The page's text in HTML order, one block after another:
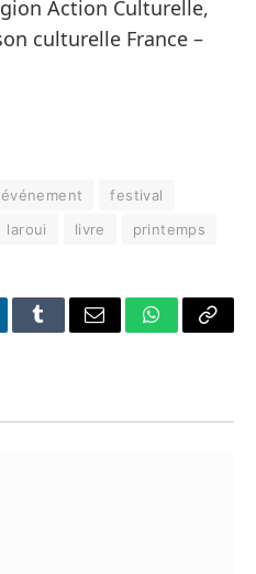
Action Culturelle,
culturelle France –
événement
festival
laroui livre printemps
TumblrEmail WhatsApp
Copy